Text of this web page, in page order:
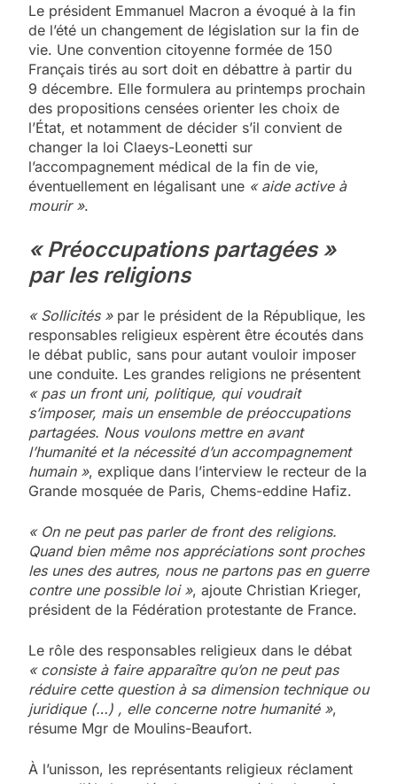
Le président Emmanuel Macron a évoqué à la fin
de l’été un changement de législation sur la fin de
vie. Une convention citoyenne formée de 150
Français tirés au sort doit en débattre à partir du
9 décembre. Elle formulera au printemps prochain
des propositions censées orienter les choix de
l’État, et notamment de décider s’il convient de
changer la loi Claeys-Leonetti sur
l’accompagnement médical de la fin de vie,
éventuellement en légalisant une « aide active à
mourir ».
« Préoccupations partagées »
par les religions
« Sollicités »par le président de la République, les
responsables religieux espèrent être écoutés dans
le débat public, sans pour autant vouloir imposer
une conduite. Les grandes religions ne présentent
« pas un front uni, politique, qui voudrait
s’imposer, mais un ensemble de préoccupations
partagées. Nous voulons mettre en avant
l’humanité et la nécessité d’un accompagnement
humain », explique dans l’interview le recteur de la
Grande mosquée de Paris, Chems-eddine Hafiz.
« On ne peut pas parler de front des religions.
Quand bien même nos appréciations sont proches
les unes des autres, nous ne partons pas en guerre
contre une possible loi », ajoute Christian Krieger,
président de la Fédération protestante de France.
Le rôle des responsables religieux dans le débat
« consiste à faire apparaître qu’on ne peut pas
réduire cette question à sa dimension technique ou
juridique (…) , elle concerne notre humanité »,
résume Mgr de Moulins-Beaufort.
À l’unisson, les représentants religieux réclament